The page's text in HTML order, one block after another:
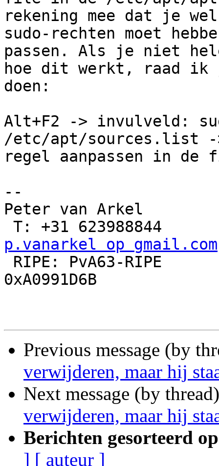
rekening mee dat je
sudo-rechten moet
passen. Als je niet
hoe dit werkt, raad ik
doen:
Alt+F2 -> invulveld:
/etc/apt/sources.list -
regel aanpassen in
--
Peter van Arkel
p.vanarkel op gmail.com
0xA0991D6B
Previous message (by
verwijderen, maar hij
Next message (by
verwijderen, maar hij
Berichten gesorteerd
] [ auteur ]